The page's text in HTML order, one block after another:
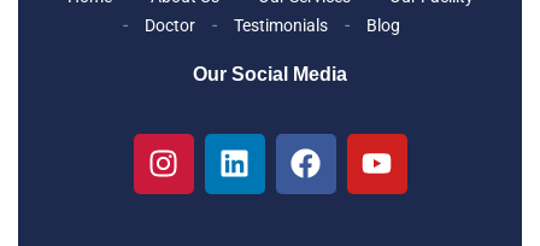
Doctor
Testimonials Blog
Our Social Media